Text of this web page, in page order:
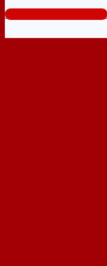
www.baogiacuanhua.com